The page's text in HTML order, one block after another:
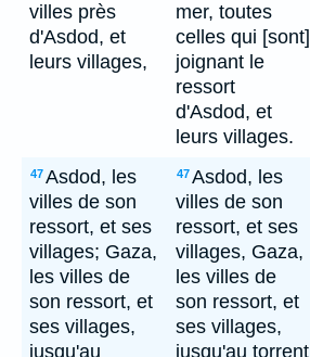
villes près
d'Asdod, et
leurs villages,
mer, toutes
celles qui [sont]
joignant le
ressort
d'Asdod, et
leurs villages.
47Asdod, les
villes de son
ressort, et ses
villages; Gaza,
les villes de
son ressort, et
ses villages,
jusqu'au
47Asdod, les
villes de son
ressort, et ses
villages, Gaza,
les villes de
son ressort, et
ses villages,
jusqu'au torrent